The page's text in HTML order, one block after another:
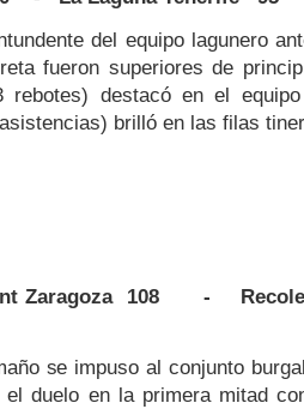
del equipo lagunero
fueron superiores de
rebotes) destacó en el
brilló en las filas
Zaragoza 108 -
se impuso al conjunto
el duelo en la primera mitad